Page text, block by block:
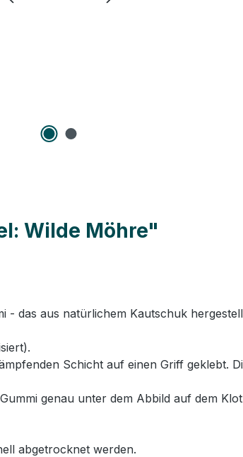
Wilde Möhre"
- das aus natürlichem Kautschuk
Schicht auf einen Griff geklebt.
genau unter dem Abbild auf dem
abgetrocknet werden.